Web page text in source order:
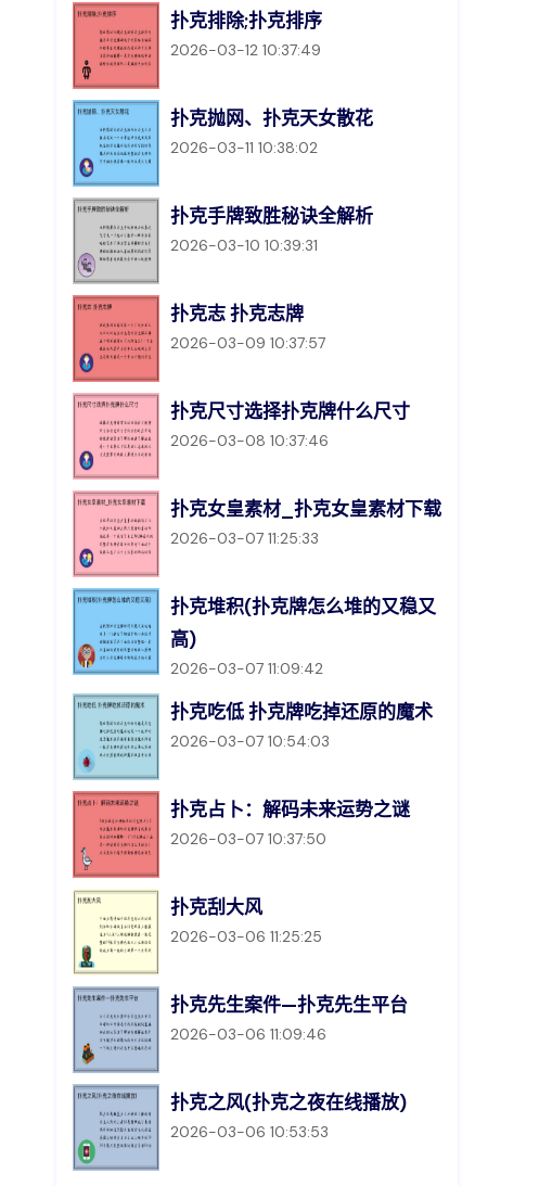
扑克排除;扑克排序
2026-03-12 10:37:49
扑克抛网、扑克天女散花
2026-03-11 10:38:02
扑克手牌致胜秘诀全解析
2026-03-10 10:39:31
扑克志 扑克志牌
2026-03-09 10:37:57
扑克尺寸选择扑克牌什么尺寸
2026-03-08 10:37:46
扑克女皇素材_扑克女皇素材下载
2026-03-07 11:25:33
扑克堆积(扑克牌怎么堆的又稳又
高)
2026-03-07 11:09:42
扑克吃低 扑克牌吃掉还原的魔术
2026-03-07 10:54:03
扑克占卜：解码未来运势之谜
2026-03-07 10:37:50
扑克刮大风
2026-03-06 11:25:25
扑克先生案件—扑克先生平台
2026-03-06 11:09:46
扑克之风(扑克之夜在线播放)
2026-03-06 10:53:53